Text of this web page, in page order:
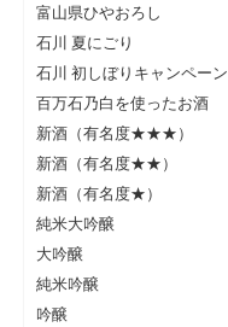
富山県ひやおろし
石川 夏にごり
石川 初しぼりキャンペーン
百万石乃白を使ったお酒
新酒（有名度★★★）
新酒（有名度★★）
新酒（有名度★）
純米大吟醸
大吟醸
純米吟醸
吟醸